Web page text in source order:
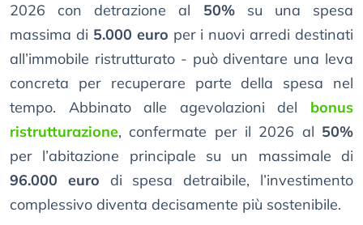
2026 con detrazione al 50%su una spesa
massima di 5.000 euro per i nuovi arredi destinati
all’immobile ristrutturato - può diventare una leva
concreta per recuperare parte della spesa nel
tempo. Abbinato alle agevolazioni del bonus
ristrutturazione, confermate per il 2026 al 50%
per l’abitazione principale su un massimale di
96.000 euro di spesa detraibile, l’investimento
complessivo diventa decisamente più sostenibile.